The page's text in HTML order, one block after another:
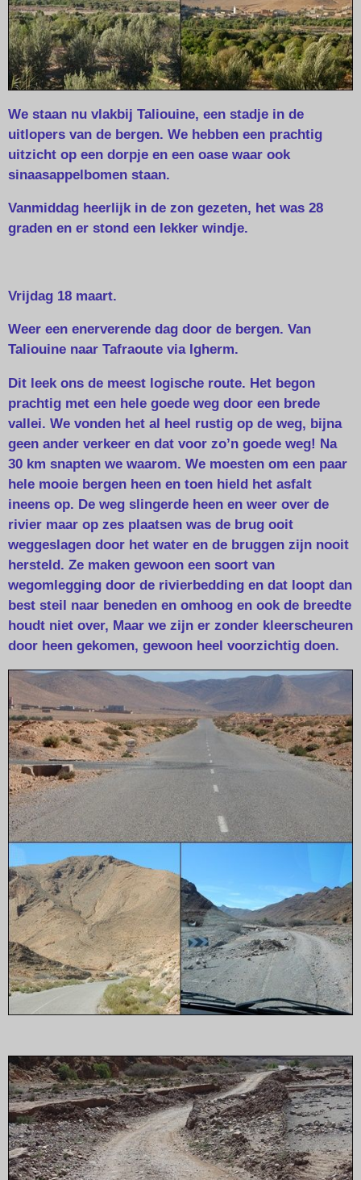
We staan nu vlakbij Taliouine, een stadje in de
uitlopers van de bergen. We hebben een prachtig
uitzicht op een dorpje en een oase waar ook
sinaasappelbomen staan.
Vanmiddag heerlijk in de zon gezeten, het was 28
graden en er stond een lekker windje.
Vrijdag 18 maart.
Weer een enerverende dag door de bergen. Van
Taliouine naar Tafraoute via Igherm.
Dit leek ons de meest logische route. Het begon
prachtig met een hele goede weg door een brede
vallei. We vonden het al heel rustig op de weg, bijna
geen ander verkeer en dat voor zo’n goede weg! Na
30 km snapten we waarom. We moesten om een paar
hele mooie bergen heen en toen hield het asfalt
ineens op. De weg slingerde heen en weer over de
rivier maar op zes plaatsen was de brug ooit
weggeslagen door het water en de bruggen zijn nooit
hersteld. Ze maken gewoon een soort van
wegomlegging door de rivierbedding en dat loopt dan
best steil naar beneden en omhoog en ook de breedte
houdt niet over, Maar we zijn er zonder kleerscheuren
door heen gekomen, gewoon heel voorzichtig doen.